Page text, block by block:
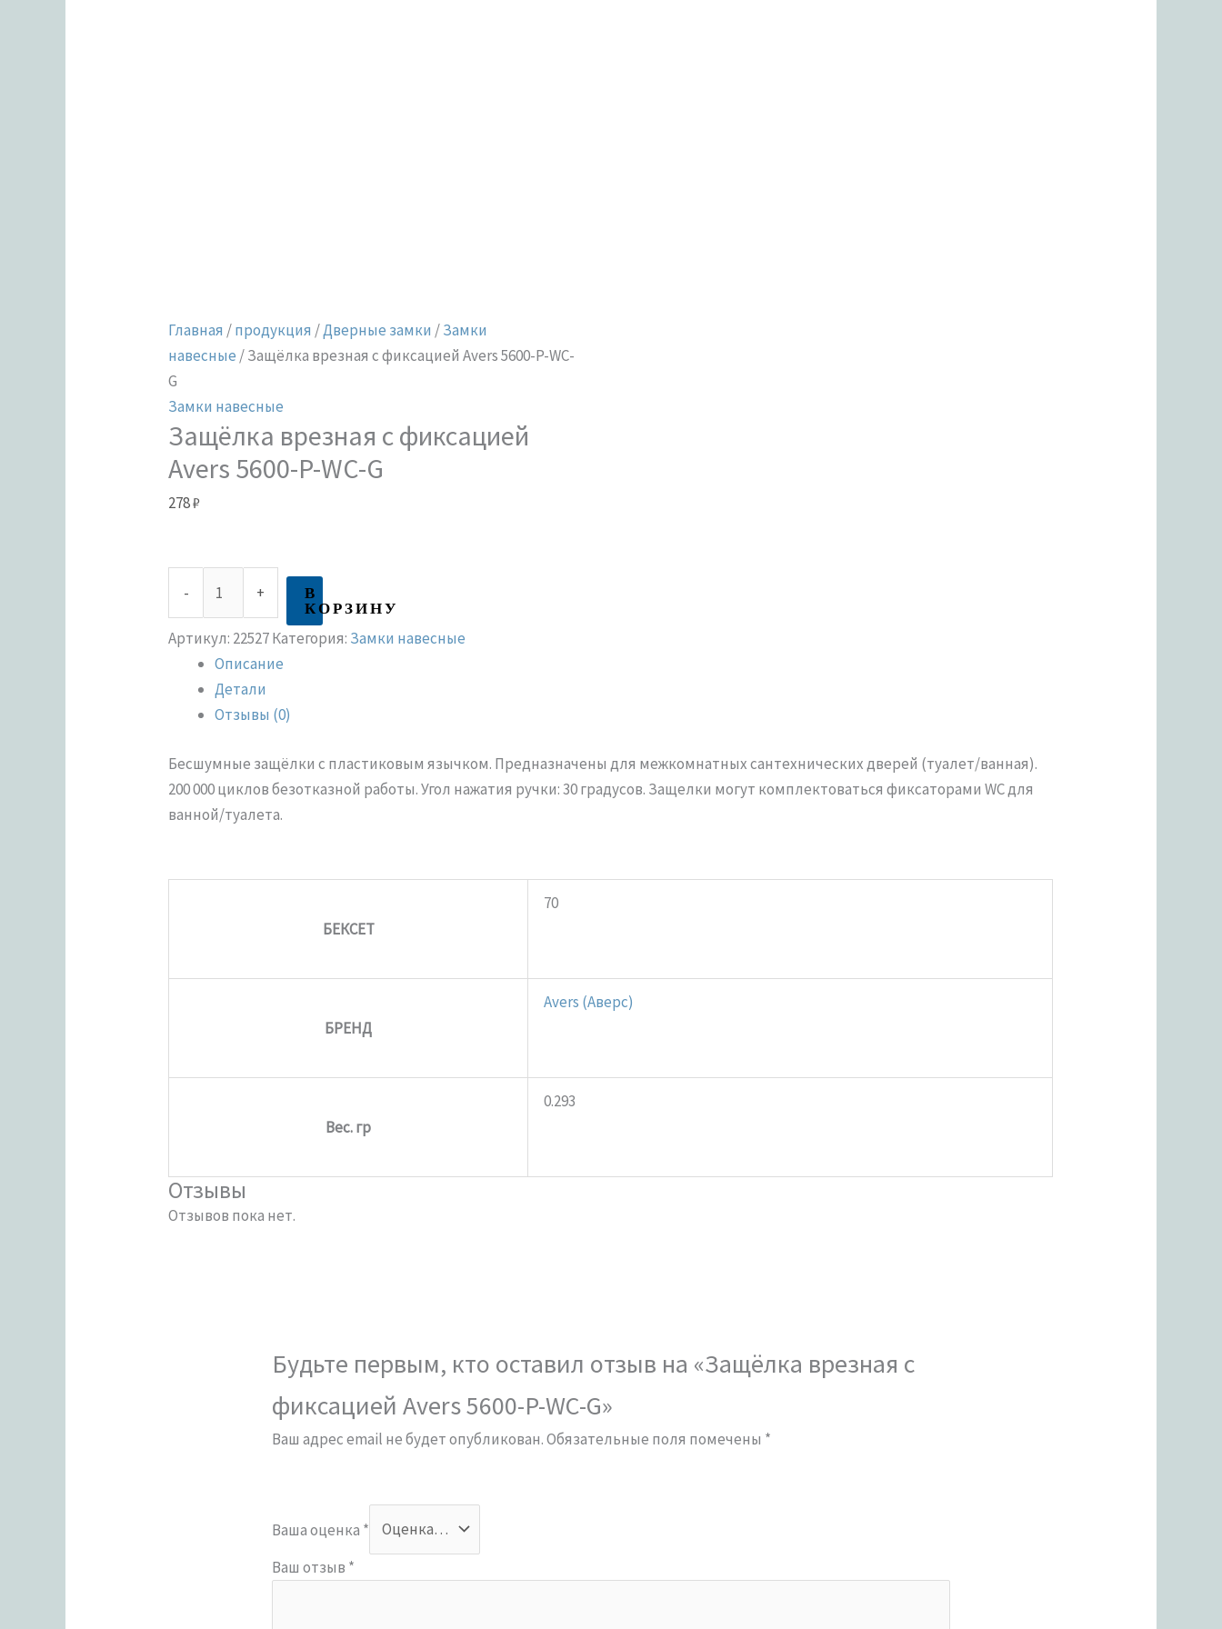
Главная /продукция /Дверные замки /Замки
навесные / Защёлка врезная с фиксацией Avers 5600-P-WC-
G
Замки навесные
Защёлка врезная с фиксацией
Avers 5600-P-WC-G
278₽
- + В
КОРЗИНУ
Артикул: 22527Категория: Замки навесные
Описание
Детали
Отзывы (0)
Бесшумные защёлки с пластиковым язычком. Предназначены для межкомнатных сантехнических дверей (туалет/ванная).
200 000 циклов безотказной работы. Угол нажатия ручки: 30 градусов. Защелки могут комплектоваться фиксаторами WC для
ванной/туалета.
БЕКСЕТ
70
БРЕНД
Avers (Аверс)
Вес. гр
0.293
Отзывы
Отзывов пока нет.
Будьте первым, кто оставил отзыв на «Защёлка врезная с
фиксацией Avers 5600-P-WC-G»
Ваш адрес email не будет опубликован.Обязательные поля помечены *
Ваша оценка *
Ваш отзыв *